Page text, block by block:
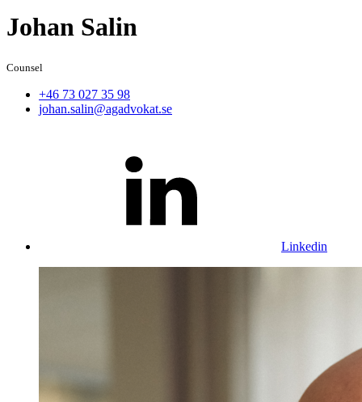
Johan Salin
Counsel
+46 73 027 35 98
johan.salin@agadvokat.se
Linkedin